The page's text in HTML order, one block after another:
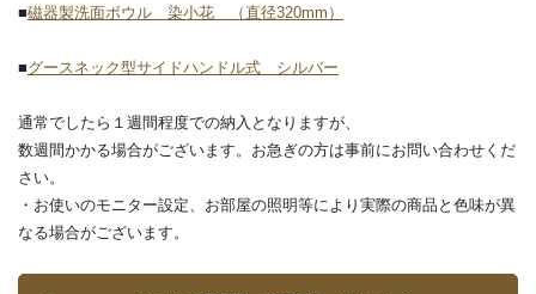
■磁器製洗面ボウル 染小花 （直径320mm）
■グースネック型サイドハンドル式 シルバー
通常でしたら１週間程度での納入となりますが、
数週間かかる場合がございます。お急ぎの方は事前にお問い合わせくだ
さい。
・お使いのモニター設定、お部屋の照明等により実際の商品と色味が異
なる場合がございます。